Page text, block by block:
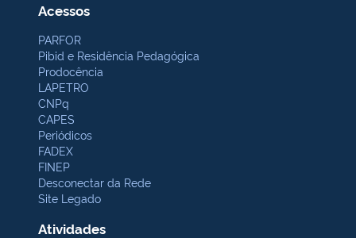
Acessos
PARFOR
Pibid e Residência Pedagógica
Prodocência
LAPETRO
CNPq
CAPES
Periódicos
FADEX
FINEP
Desconectar da Rede
Site Legado
Atividades